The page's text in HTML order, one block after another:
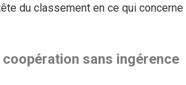
du classement en ce qui concerne
sans ingérence